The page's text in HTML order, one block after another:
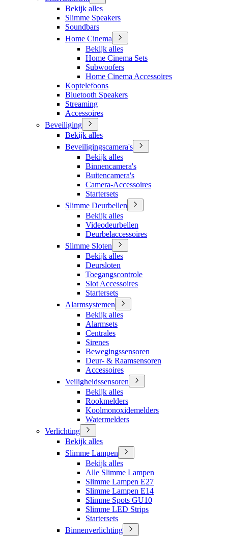
Bekijk alles
Slimme Speakers
Soundbars
Home Cinema
Bekijk alles
Home Cinema Sets
Subwoofers
Home Cinema Accessoires
Koptelefoons
Bluetooth Speakers
Streaming
Accessoires
Beveiliging
Bekijk alles
Beveiligingscamera's
Bekijk alles
Binnencamera's
Buitencamera's
Camera-Accessoires
Startersets
Slimme Deurbellen
Bekijk alles
Videodeurbellen
Deurbelaccessoires
Slimme Sloten
Bekijk alles
Deursloten
Toegangscontrole
Slot Accessoires
Startersets
Alarmsystemen
Bekijk alles
Alarmsets
Centrales
Sirenes
Bewegingssensoren
Deur- & Raamsensoren
Accessoires
Veiligheidssensoren
Bekijk alles
Rookmelders
Koolmonoxidemelders
Watermelders
Verlichting
Bekijk alles
Slimme Lampen
Bekijk alles
Alle Slimme Lampen
Slimme Lampen E27
Slimme Lampen E14
Slimme Spots GU10
Slimme LED Strips
Startersets
Binnenverlichting